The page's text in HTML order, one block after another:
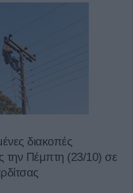
διακοπές
την Πέμπτη (23/10) σε